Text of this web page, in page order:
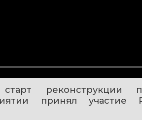
реконструкции
принял участие